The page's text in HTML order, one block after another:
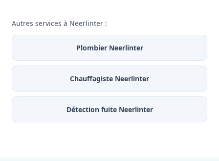
Autres services à Neerlinter :
Plombier Neerlinter
Chauffagiste Neerlinter
Détection fuite Neerlinter